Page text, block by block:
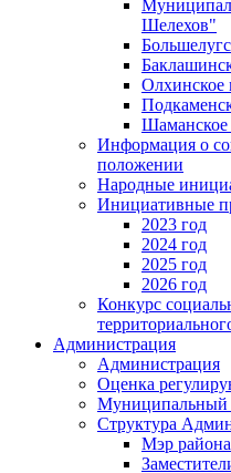
Шелехов"
Олхинское
Шаманское
Информация о
положении
Народные
Инициативные
2023 год
2024 год
2025 год
2026 год
Конкурс
Администрация
Администрация
Оценка
Муниципальный
Структура
Мэр района